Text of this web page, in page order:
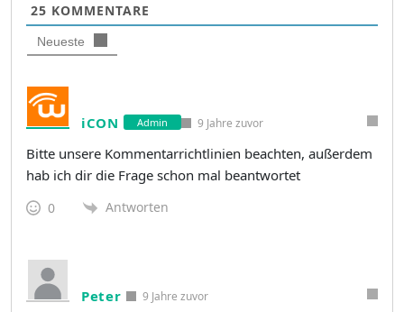
25 KOMMENTARE
Neueste
iCON Admin 9 Jahre zuvor
Bitte unsere Kommentarrichtlinien beachten, außerdem
hab ich dir die Frage schon mal beantwortet
0 Antworten
Peter 9 Jahre zuvor